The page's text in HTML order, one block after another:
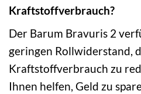
Kraftstoffverbrauch?
Der Barum Bravuris 2
geringen Rollwiderstand,
Kraftstoffverbrauch zu
Ihnen helfen, Geld zu